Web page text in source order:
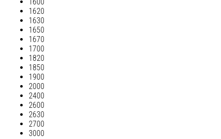
1600
1620
1630
1650
1670
1700
1820
1850
1900
2000
2400
2600
2630
2700
3000